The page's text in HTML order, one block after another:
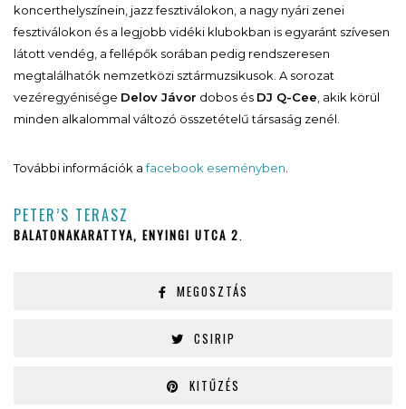
koncerthelyszínein, jazz fesztiválokon, a nagy nyári zenei
fesztiválokon és a legjobb vidéki klubokban is egyaránt szívesen
látott vendég, a fellépők sorában pedig rendszeresen
megtalálhatók nemzetközi sztármuzsikusok. A sorozat
vezéregyénisége Delov Jávor dobos és DJ Q-Cee , akik körül
minden alkalommal változó összetételű társaság zenél.
További információk afacebook eseményben
PETER’S TERASZ
BALATONAKARATTYA, ENYINGI UTCA 2
MEGOSZTÁS
CSIRIP
KITŰZÉS